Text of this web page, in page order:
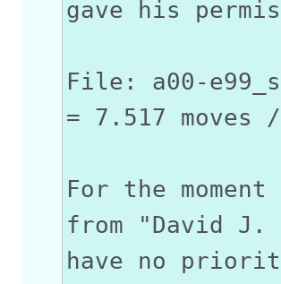
gave his
File: a00-
= 7.517
For the
from "David J.
have no